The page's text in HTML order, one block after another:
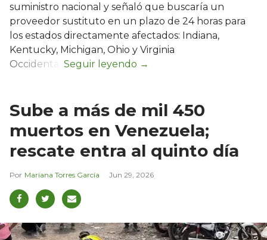
suministro nacional y señaló que buscaría un
proveedor sustituto en un plazo de 24 horas para
los estados directamente afectados: Indiana,
Kentucky, Michigan, Ohio y Virginia
Occidental.
Sube a más de mil 450
muertos en Venezuela;
rescate entra al quinto día
Mariana Torres García Jun 29, 2026